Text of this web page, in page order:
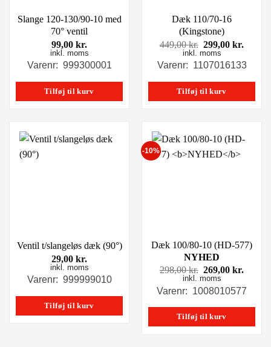
Slange 120-130/90-10 med
70° ventil
99,00 kr.
inkl. moms
Varenr: 999300001
Tilføj til kurv
Dæk 110/70-16
(Kingstone)
449,00kr. Den
oprindelige
pris
449,00 kr..
299,00kr.
pris
inkl. moms
Varenr: 1107016133
Tilføj til kurv
Ventil t/slangeløs dæk (90°)
29,00 kr.
inkl. moms
Varenr: 999999010
Tilføj til kurv
-10%
Dæk 100/80-10 (HD-577)
NYHED
298,00kr. Den
oprindelige
pris
298,00 kr..
269,00kr.
pris
inkl. moms
Varenr: 1008010577
Tilføj til kurv